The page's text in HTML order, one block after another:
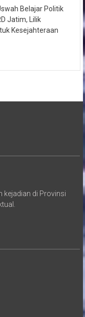
Belajar Politik
Jatim, Lilik
Kesejahteraan
kejadian di Provinsi